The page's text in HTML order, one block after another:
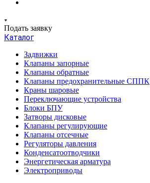
Подать заявку
Каталог
Задвижки
Клапаны запорные
Клапаны обратные
Клапаны предохранительные СППК
Краны шаровые
Переключающие устройства
Блоки БПУ
Затворы дисковые
Клапаны регулирующие
Клапаны отсечные
Регуляторы давления
Конденсатоотводчики
Энергетическая арматура
Электроприводы